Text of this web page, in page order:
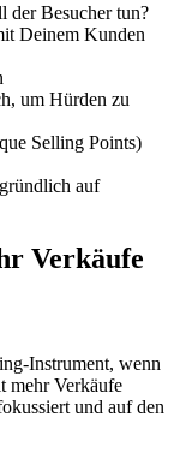
der Besucher tun?
Deinem Kunden
um Hürden zu
Selling Points)
auf
Verkäufe
Instrument, wenn
mehr Verkäufe
und auf den